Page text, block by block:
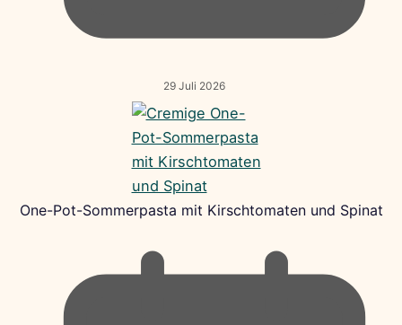
29 Juli 2026
One-Pot-Sommerpasta mit Kirschtomaten und Spinat